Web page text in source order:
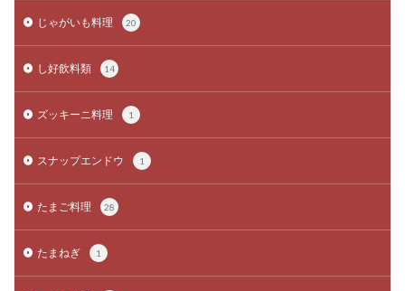
じゃがいも料理 20
し好飲料類 14
ズッキーニ料理 1
スナップエンドウ 1
たまご料理 28
たまねぎ 1